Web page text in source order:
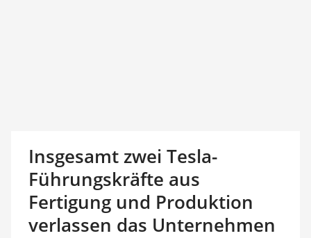
Insgesamt zwei Tesla-
Führungskräfte aus
Fertigung und Produktion
verlassen das Unternehmen